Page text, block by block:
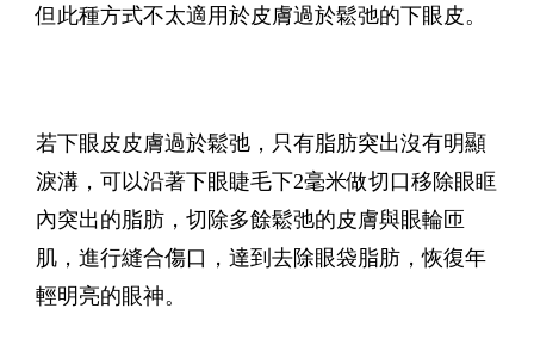
但此種方式不太適用於皮膚過於鬆弛的下眼皮。
若下眼皮皮膚過於鬆弛，只有脂肪突出沒有明顯
淚溝，可以沿著下眼睫毛下2毫米做切口移除眼眶
內突出的脂肪，切除多餘鬆弛的皮膚與眼輪匝
肌，進行縫合傷口，達到去除眼袋脂肪，恢復年
輕明亮的眼神。